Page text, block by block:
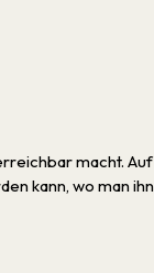
macht. Auf
kann, wo man ihn